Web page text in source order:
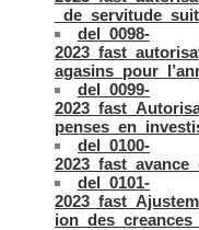
del_0098-
del_0099-
del_0100-
del_0101-